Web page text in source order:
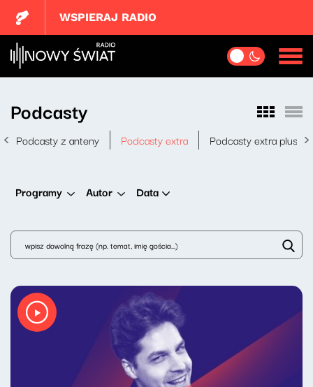
WSPIERAJ RADIO
Podcasty
Podcasty z anteny Podcasty extra Podcasty extra plus
Programy Autor Data